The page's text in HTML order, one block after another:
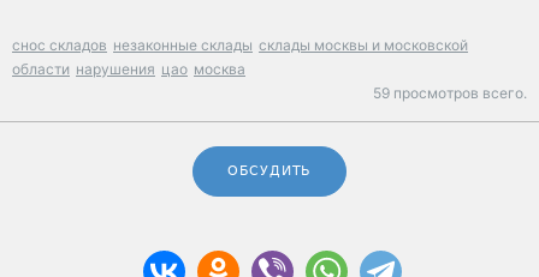
снос складов незаконные склады склады москвы и московской
области нарушения цао москва
59 просмотров всего.
ОБСУДИТЬ